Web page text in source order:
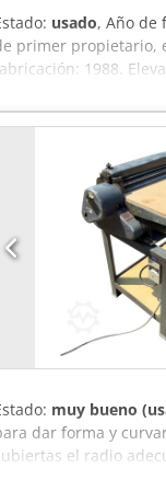
usado, Año de
primer propietario,
1988.
24.500,00 euros, sin
muy bueno
dar forma y
el radio
Aeziwnbjbyof La